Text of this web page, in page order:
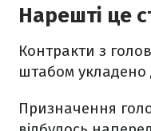
Нарешті це
Контракти з
штабом укладено
Призначення